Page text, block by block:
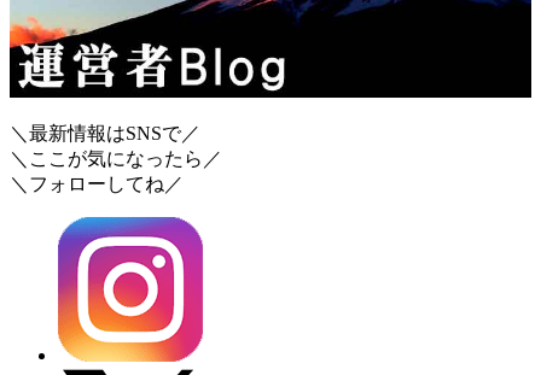
＼最新情報はSNSで／
＼ここが気になったら／
＼フォローしてね／